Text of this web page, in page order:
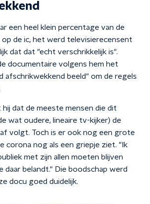
een heel klein percentage van de
de ic, het werd televisierecensent
dat dat "echt verschrikkelijk is".
documentaire volgens hem het
afschrikwekkend beeld" om de regels
dat de meeste mensen die dit
wat oudere, lineaire tv-kijker) de
volgt. Toch is er ook nog een grote
corona nog als een griepje ziet. "Ik
met zijn allen moeten blijven
daar belandt." Die boodschap werd
docu goed duidelijk.